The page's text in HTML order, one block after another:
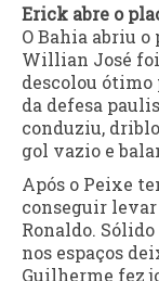
Erick abre o
O Bahia abriu
Willian José foi
descolou ótimo
da defesa
conduziu,
gol vazio e
Após o Peixe
conseguir
Ronaldo.
nos espaços
Guilherme fez